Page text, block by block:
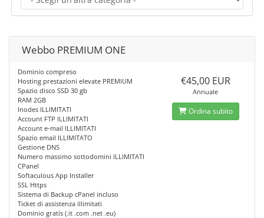
Webbo PREMIUM ONE
Dominio compreso
Hosting prestazioni elevate PREMIUM
Spazio disco SSD 30 gb
RAM 2GB
Inodes ILLIMITATI
Account FTP ILLIMITATI
Account e-mail ILLIMITATI
Spazio email ILLIMITATO
Gestione DNS
Numero massimo sottodomini ILLIMITATI
CPanel
Softaculous App Installer
SSL Https
Sistema di Backup cPanel incluso
Ticket di assistenza illimitati
Dominio gratis (.it .com .net .eu)
€45,00 EUR
Annuale
Ordina subito